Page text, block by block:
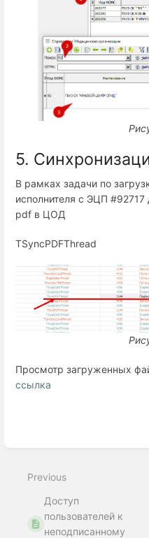
5.
В рамках задачи по
исполнителя с ЭЦП #92717
pdf в ЦОД
TSyncPDFThread
Просмотр загруженных
ссылка
mode
Previous
Доступ
пользователей к
неподписанному